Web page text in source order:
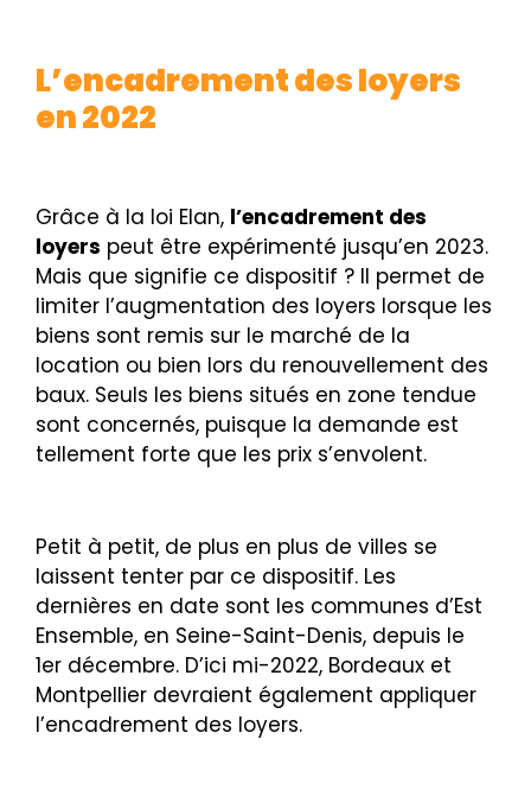
L’encadrement des loyers
en 2022
Grâce à la loi Elan, l’encadrement des
loyers peut être expérimenté jusqu’en 2023.
Mais que signifie ce dispositif ? Il permet de
limiter l’augmentation des loyers lorsque les
biens sont remis sur le marché de la
location ou bien lors du renouvellement des
baux. Seuls les biens situés en zone tendue
sont concernés, puisque la demande est
tellement forte que les prix s’envolent.
Petit à petit, de plus en plus de villes se
laissent tenter par ce dispositif. Les
dernières en date sont les communes d’Est
Ensemble, en Seine-Saint-Denis, depuis le
1er décembre. D’ici mi-2022, Bordeaux et
Montpellier devraient également appliquer
l’encadrement des loyers.